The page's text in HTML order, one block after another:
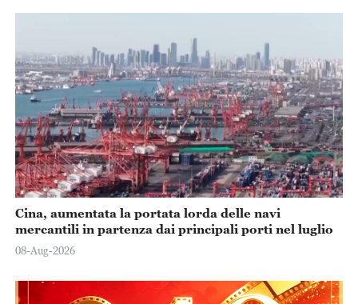
Cina, aumentata la portata lorda delle navi
mercantili in partenza dai principali porti nel luglio
08-Aug-2026